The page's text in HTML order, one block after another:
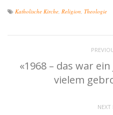
Katholische Kirche Religion Theologie
«1968 – das war
vielem
NEXT